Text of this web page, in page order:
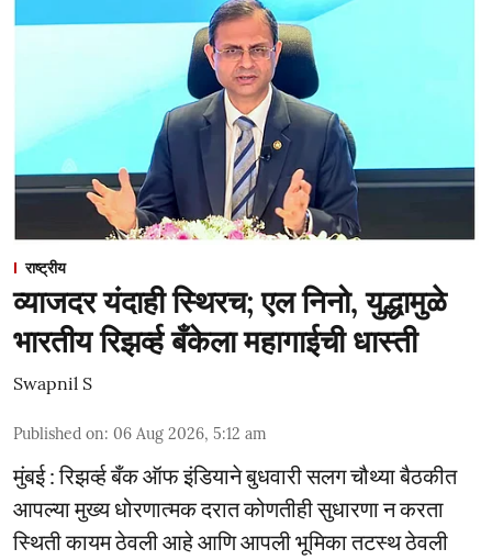
राष्ट्रीय
व्याजदर यंदाही स्थिरच; एल निनो, युद्धामुळे
भारतीय रिझर्व्ह बँकेला महागाईची धास्ती
Swapnil S
Published on: 06 Aug 2026, 5:12 am
मुंबई : रिझर्व्ह बँक ऑफ इंडियाने बुधवारी सलग चौथ्या बैठकीत
आपल्या मुख्य धोरणात्मक दरात कोणतीही सुधारणा न करता
स्थिती कायम ठेवली आहे आणि आपली भूमिका तटस्थ ठेवली